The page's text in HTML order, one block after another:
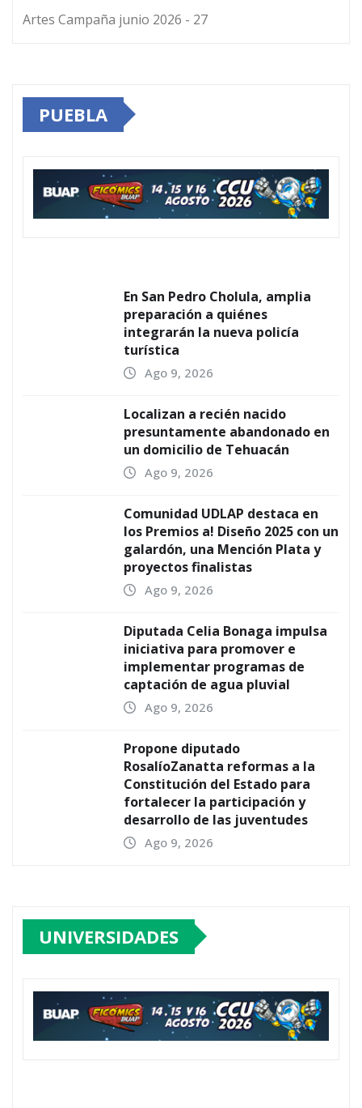
Artes Campaña junio 2026 - 27
PUEBLA
En San Pedro Cholula, amplia
preparación a quiénes
integrarán la nueva policía
turística
Ago 9, 2026
Localizan a recién nacido
presuntamente abandonado en
un domicilio de Tehuacán
Ago 9, 2026
Comunidad UDLAP destaca en
los Premios a! Diseño 2025 con un
galardón, una Mención Plata y
proyectos finalistas
Ago 9, 2026
Diputada Celia Bonaga impulsa
iniciativa para promover e
implementar programas de
captación de agua pluvial
Ago 9, 2026
Propone diputado
RosalíoZanatta reformas a la
Constitución del Estado para
fortalecer la participación y
desarrollo de las juventudes
Ago 9, 2026
UNIVERSIDADES